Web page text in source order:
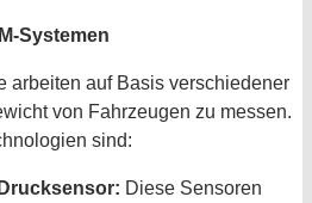
Systemen
arbeiten auf Basis verschiedener
von Fahrzeugen zu messen.
sind:
Diese Sensoren